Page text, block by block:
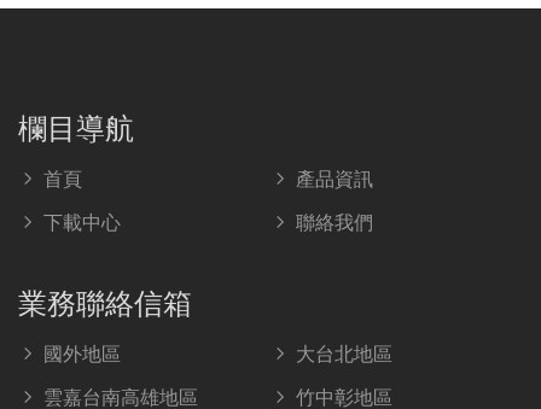
欄目導航
首頁
產品資訊
下載中心
聯絡我們
業務聯絡信箱
國外地區
大台北地區
雲嘉台南高雄地區
竹中彰地區